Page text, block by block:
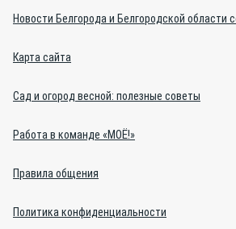
Новости Белгорода и Белгородской области
Карта сайта
Сад и огород весной: полезные советы
Работа в команде «МОЁ!»
Правила общения
Политика конфиденциальности